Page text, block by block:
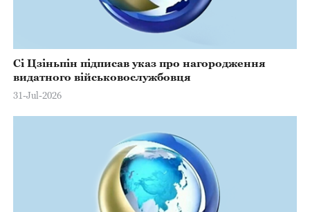
Сі Цзіньпін підписав указ про нагородження
видатного військовослужбовця
31-Jul-2026